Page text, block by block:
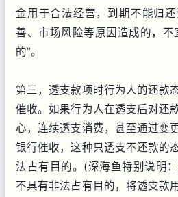
金用于合法经营，到期不能归
善、市场风险等原因造成的，不
的”。
第三，透支款项时行为人的还款
催收。如果行为人在透支后对还
心，连续透支消费，甚至通过变
银行催收，这种只透支不还款的
法占有目的。(深海鱼特别说明
不具有非法占有目的，将透支款